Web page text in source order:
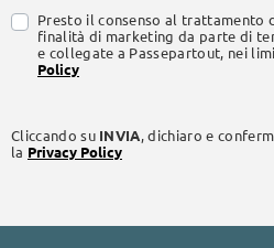
Presto il consenso al trattamento
finalità di marketing da parte di
e collegate a Passepartout, nei
Policy
Cliccando su INVIA, dichiaro e
la Privacy Policy